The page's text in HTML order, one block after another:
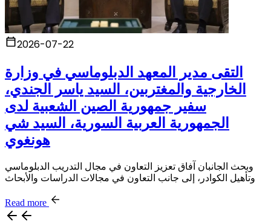
2026-07-22
التقى مدير المعهد الدبلوماسي في وزارة
الخارجية والمغتربين، السيد ياسر الجندي،
سفير جمهورية الصين الشعبية لدى
الجمهورية العربية السورية، السيد شي
هونغوي
وبحث الجانبان آفاق تعزيز التعاون في مجال التدريب الدبلوماسي
وتأهيل الكوادر، إلى جانب التعاون في مجالات الدراسات والأبحاث
Read more